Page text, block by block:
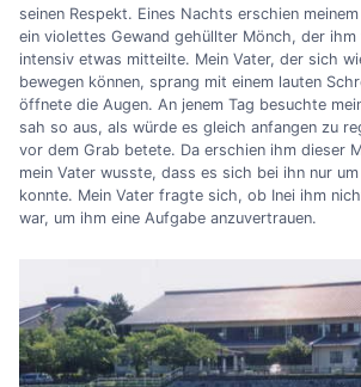
seinen Respekt. Eines Nachts erschien
ein violettes Gewand gehüllter Mönch, der
intensiv etwas mitteilte. Mein Vater, der sich
bewegen können, sprang mit einem lauten
öffnete die Augen. An jenem Tag besuchte
sah so aus, als würde es gleich anfangen zu
vor dem Grab betete. Da erschien ihm dieser
mein Vater wusste, dass es sich bei ihn nur
konnte. Mein Vater fragte sich, ob Inei ihm
war, um ihm eine Aufgabe anzuvertrauen.